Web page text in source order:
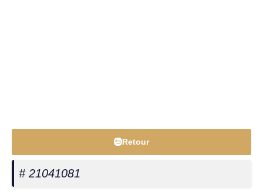
Retour
# 21041081